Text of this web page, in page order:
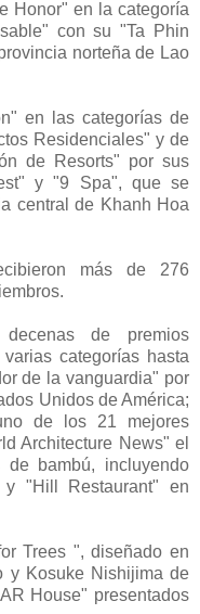
Honor" en la categoría
con su "Ta Phin
norteña de Lao
en las categorías de
Residenciales" y de
de Resorts" por sus
y "9 Spa", que se
central de Khanh Hoa
más de 276
de premios
categorías hasta
de la vanguardia" por
Unidos de América;
de los 21 mejores
Architecture News" el
bambú, incluyendo
y "Hill Restaurant" en
Trees ", diseñado en
y Kosuke Nishijima de
House" presentados